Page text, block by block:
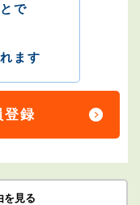
で
ます
登録
を見る